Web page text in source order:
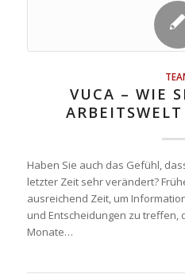
VUCA – WIE
Haben Sie auch das Gefühl,
letzter Zeit sehr verändert?
ausreichend Zeit, um
und Entscheidungen zu treffen,
Monate…